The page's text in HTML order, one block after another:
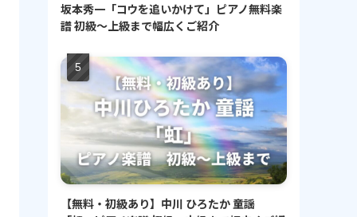
坂本秀一「コウを追いかけて」ピアノ無料楽
譜 初級〜上級まで幅広くご紹介
【無料・初級あり】中川 ひろたか 童謡